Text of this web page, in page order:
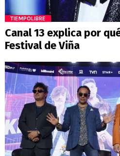
TIEMPOLIBRE
Canal 13 explica por
Festival de Viña